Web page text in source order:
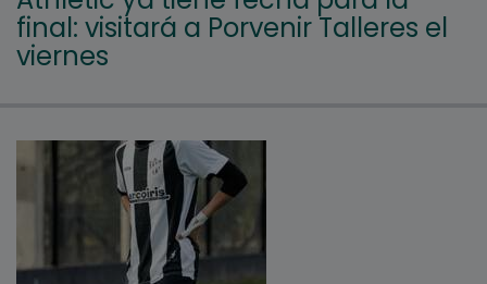
final: visitará a Porvenir Talleres el
viernes